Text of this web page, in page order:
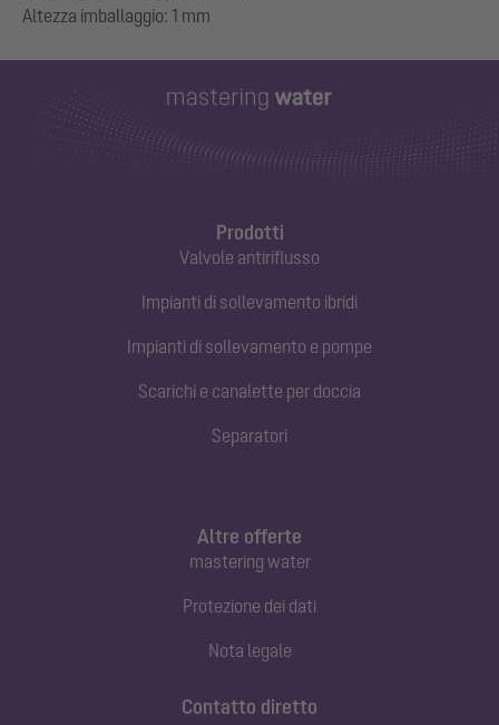
Prodotti
Valvole antiriflusso
Impianti di sollevamento ibridi
Impianti di sollevamento e pompe
Scarichi e canalette per doccia
Separatori
Contatto diretto
Altre offerte
mastering water
Protezione dei dati
Nota legale